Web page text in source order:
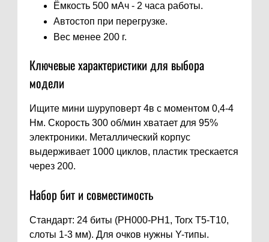
Ёмкость 500 мАч - 2 часа работы.
Автостоп при перегрузке.
Вес менее 200 г.
Ключевые характеристики для выбора
модели
Ищите мини шуруповерт 4в с моментом 0,4-4
Нм. Скорость 300 об/мин хватает для 95%
электроники. Металлический корпус
выдерживает 1000 циклов, пластик трескается
через 200.
Набор бит и совместимость
Стандарт: 24 биты (PH000-PH1, Torx T5-T10,
слоты 1-3 мм). Для очков нужны Y-типы.